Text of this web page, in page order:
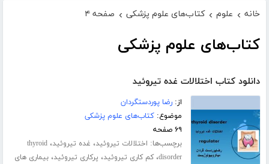
خانه › علوم › کتاب‌های علوم پزشکی › صفحه ۴
کتاب‌های علوم پزشکی
دانلود کتاب اختلالات غده تیروئید
از:رضا پوردستگردان
موضوع:کتاب‌های علوم پزشکی
۶۹ صفحه
برچسب‌ها: اختلالات تیروئید، غده تیروئید،thyroid
disorder،کم کاری تیروئید، پرکاری تیروئید،بیماری های